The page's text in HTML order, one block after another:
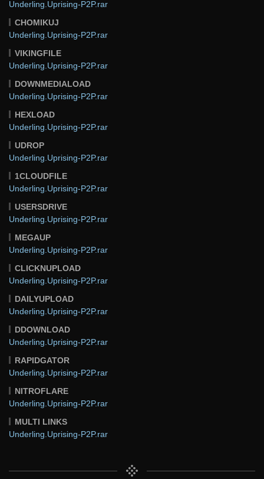
Underling.Uprising-P2P.rar
CHOMIKUJ
Underling.Uprising-P2P.rar
VIKINGFILE
Underling.Uprising-P2P.rar
DOWNMEDIALOAD
Underling.Uprising-P2P.rar
HEXLOAD
Underling.Uprising-P2P.rar
UDROP
Underling.Uprising-P2P.rar
1CLOUDFILE
Underling.Uprising-P2P.rar
USERSDRIVE
Underling.Uprising-P2P.rar
MEGAUP
Underling.Uprising-P2P.rar
CLICKNUPLOAD
Underling.Uprising-P2P.rar
DAILYUPLOAD
Underling.Uprising-P2P.rar
DDOWNLOAD
Underling.Uprising-P2P.rar
RAPIDGATOR
Underling.Uprising-P2P.rar
NITROFLARE
Underling.Uprising-P2P.rar
MULTI LINKS
Underling.Uprising-P2P.rar